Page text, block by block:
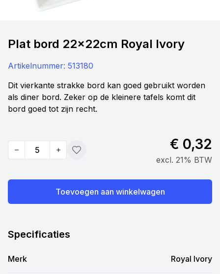
Plat bord 22x22cm Royal Ivory
Artikelnummer: 513180
Dit vierkante strakke bord kan goed gebruikt worden
als diner bord. Zeker op de kleinere tafels komt dit
bord goed tot zijn recht.
Quantity Toevoegen
€ 0,32
excl. 21% BTW
Toevoegen aan winkelwagen
Specificaties
Merk Royal Ivory